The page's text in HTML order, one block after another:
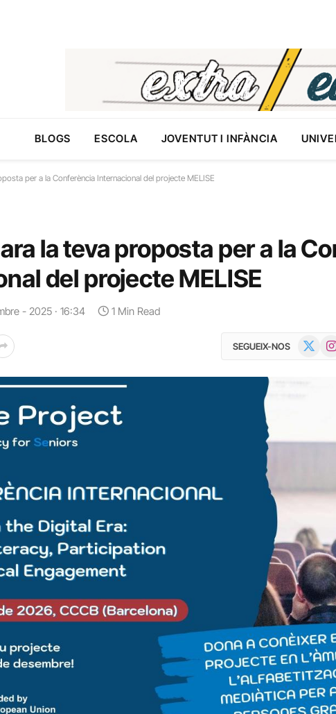
BLOGS ESCOLA JOVENTUT I INFÀNCIA
per a la Conferència Internacional del projecte MELISE
la teva proposta per a la
del projecte MELISE
- 2025 · 16:34 1 Min Read
SEGUEIX-NOS